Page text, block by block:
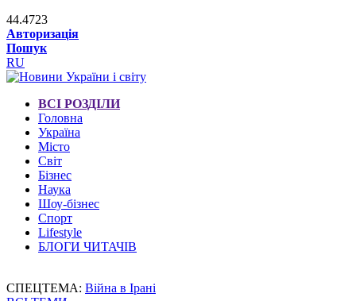
44.4723
Авторизація
Пошук
RU
ВСІ РОЗДІЛИ
Головна
Україна
Місто
Світ
Бізнес
Наука
Шоу-бізнес
Спорт
Lifestyle
БЛОГИ ЧИТАЧІВ
СПЕЦТЕМА: Війна в Ірані